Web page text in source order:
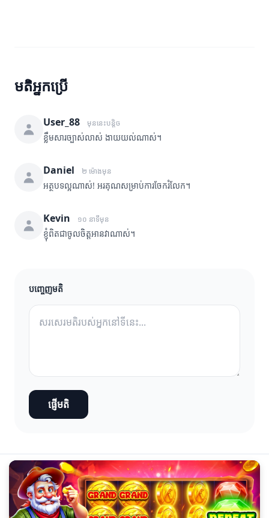
មតិអ្នកប្រើ
User_88 មុននេះបន្តិច
ខ្លឹមសារច្បាស់លាស់ ងាយយល់ណាស់។
Daniel ២ ម៉ោងមុន
អត្ថបទល្អណាស់! អរគុណសម្រាប់ការចែករំលែក។
Kevin ១០ នាទីមុន
ខ្ញុំពិតជាចូលចិត្តអានវាណាស់។
បញ្ចេញមតិ
ផ្ញើមតិ